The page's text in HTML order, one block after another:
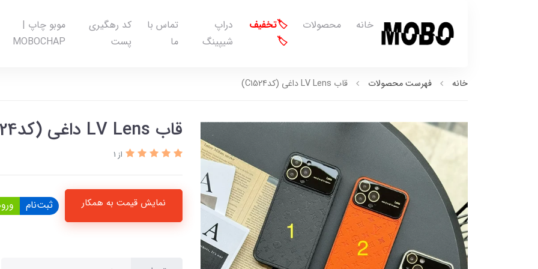
خانه محصولات
🏷️تخفیف
🏷️
دراپ
شیپینگ
تماس با
ما
کد رهگیری
پست
موبو چاپ |
MOBOCHAP
خانه فهرست محصولات قاب LV Lens داغی (کدC1524)
قاب LV Lens داغی (کدC1524)
از 1
نمایش قیمت به همکار ثبت‌نام